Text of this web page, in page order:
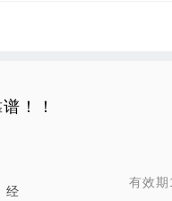
有效
！！
经